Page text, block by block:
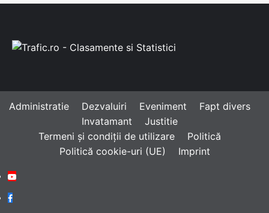
Administratie Dezvaluiri Eveniment
Fapt divers
Invatamant
Justitie
Termeni și condiții de utilizare
Politică
Politică cookie-uri (UE)
Imprint
Youtube
Facebook